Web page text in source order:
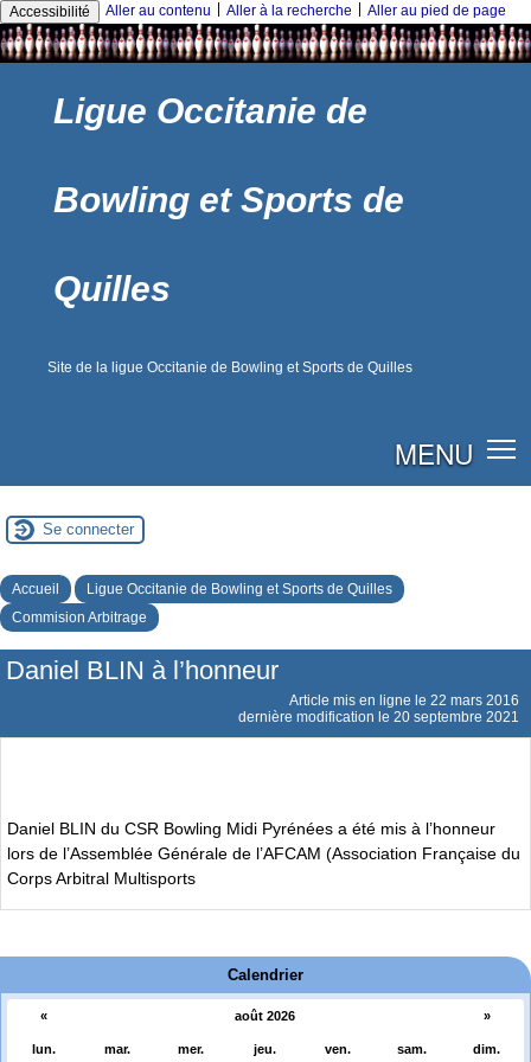
Accessibilité Aller au contenu Aller à la recherche Aller au pied de page
Ligue Occitanie de
Bowling et Sports de
Quilles
Site de la ligue Occitanie de Bowling et Sports de Quilles
MENU
Se connecter
Accueil
Ligue Occitanie de Bowling et Sports de Quilles
Commision Arbitrage
Daniel BLIN à l’honneur
Article mis en ligne le 22 mars 2016
dernière modification le 20 septembre 2021
Daniel BLIN du CSR Bowling Midi Pyrénées a été mis à l’honneur
lors de l’Assemblée Générale de l’AFCAM (Association Française du
Corps Arbitral Multisports
Calendrier
« août 2026 »
lun. mar. mer. jeu. ven. sam. dim.